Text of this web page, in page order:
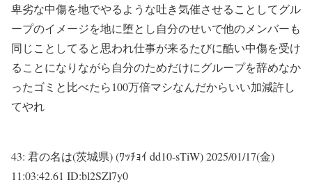
卑劣な中傷を地でやるような吐き気催させることしてグル
ープのイメージを地に堕とし自分のせいで他のメンバーも
同じことしてると思われ仕事が来るたびに酷い中傷を受け
ることになりながら自分のためだけにグループを辞めなか
ったゴミと比べたら100万倍マシなんだからいい加減許し
てやれ
43: 君の名は(茨城県) (ﾜｯﾁｮｲ dd10-sTiW)2025/01/17(金)
11:03:42.61 ID:bl2SZl7y0